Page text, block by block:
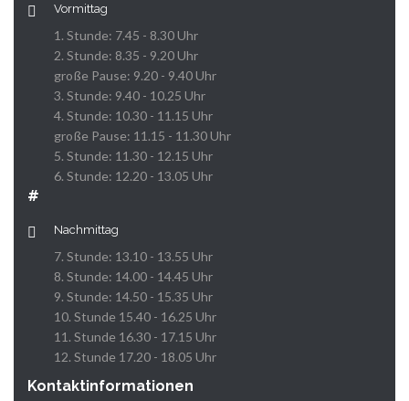
Vormittag
1. Stunde: 7.45 - 8.30 Uhr
2. Stunde: 8.35 - 9.20 Uhr
große Pause: 9.20 - 9.40 Uhr
3. Stunde: 9.40 - 10.25 Uhr
4. Stunde: 10.30 - 11.15 Uhr
große Pause: 11.15 - 11.30 Uhr
5. Stunde: 11.30 - 12.15 Uhr
6. Stunde: 12.20 - 13.05 Uhr
#
Nachmittag
7. Stunde: 13.10 - 13.55 Uhr
8. Stunde: 14.00 - 14.45 Uhr
9. Stunde: 14.50 - 15.35 Uhr
10. Stunde 15.40 - 16.25 Uhr
11. Stunde 16.30 - 17.15 Uhr
12. Stunde 17.20 - 18.05 Uhr
Kontaktinformationen